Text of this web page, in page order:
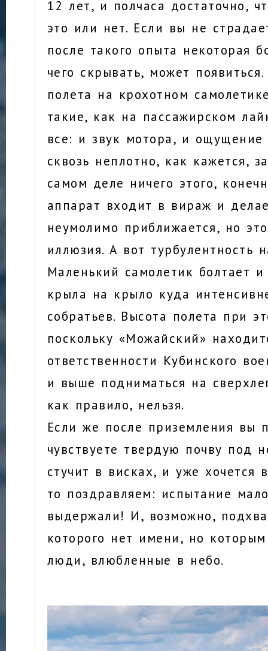
12 лет, и полчаса достаточно,
это или нет. Если вы не
после такого опыта некоторая
чего скрывать, может
полета на крохотном
такие, как на пассажирском
все: и звук мотора, и ощущение
сквозь неплотно, как кажется,
самом деле ничего этого,
аппарат входит в вираж и
неумолимо приближается, но
иллюзия. А вот турбулентность
Маленький самолетик болтает
крыла на крыло куда
собратьев. Высота полета при
поскольку «Можайский»
ответственности Кубинского
и выше подниматься на
как правило, нельзя.
Если же после приземления вы
чувствуете твердую почву под
стучит в висках, и уже хочется
то поздравляем: испытание
выдержали! И, возможно,
которого нет имени, но
люди, влюбленные в небо.